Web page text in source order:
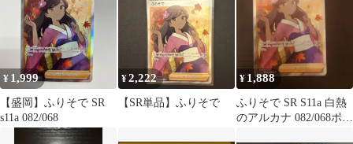
¥ 1,999
【盛岡】ふりそで SR
s11a 082/068
¥2,222
【SR単品】ふりそで
¥ 1,888
ふりそで SR S11a 白熱
のアルカナ 082/068ポケ